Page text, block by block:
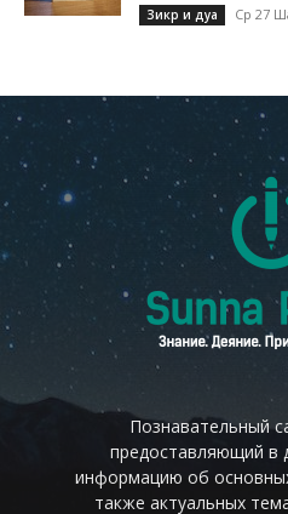
Зикр и дуа Ср 27
Познавательный
предоставляющий в
информацию об
также актуальных